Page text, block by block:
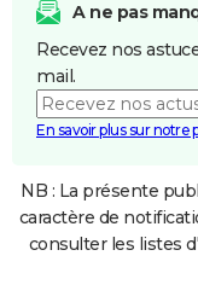
A ne pas
Recevez nos
mail.
En savoir plus sur notre
NB : La présente
caractère de
consulter les listes